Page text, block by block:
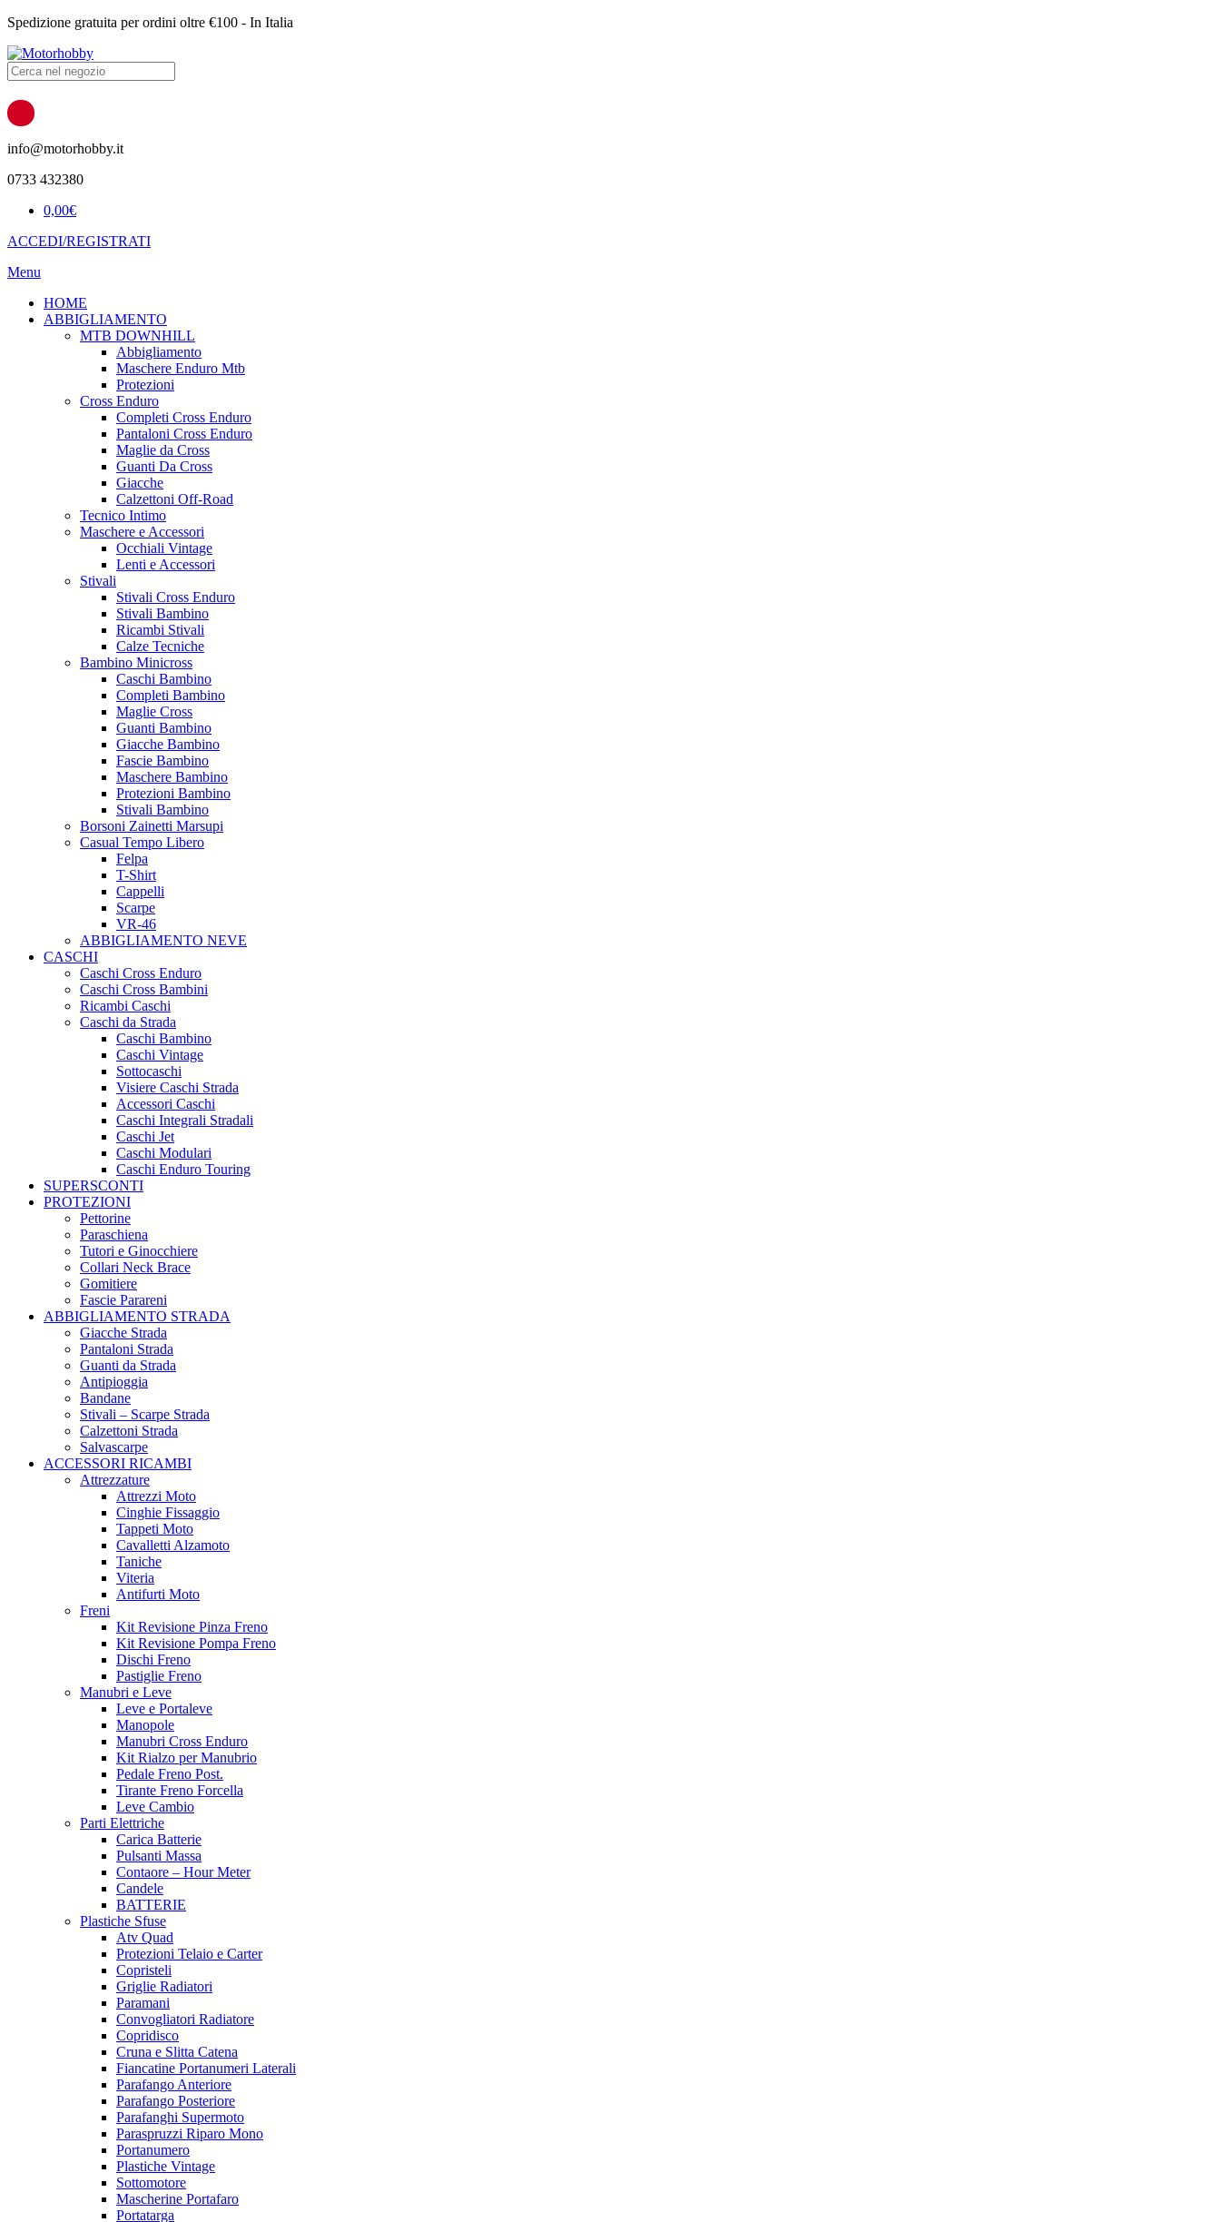
Spedizione gratuita per ordini oltre €100 - In Italia
Products
search
info@motorhobby.it
0733 432380
0,00€
ACCEDI/REGISTRATI
Menu
HOME
ABBIGLIAMENTO
MTB DOWNHILL
Abbigliamento
Maschere Enduro Mtb
Protezioni
Cross Enduro
Completi Cross Enduro
Pantaloni Cross Enduro
Maglie da Cross
Guanti Da Cross
Giacche
Calzettoni Off-Road
Tecnico Intimo
Maschere e Accessori
Occhiali Vintage
Lenti e Accessori
Stivali
Stivali Cross Enduro
Stivali Bambino
Ricambi Stivali
Calze Tecniche
Bambino Minicross
Caschi Bambino
Completi Bambino
Maglie Cross
Guanti Bambino
Giacche Bambino
Fascie Bambino
Maschere Bambino
Protezioni Bambino
Stivali Bambino
Borsoni Zainetti Marsupi
Casual Tempo Libero
Felpa
T-Shirt
Cappelli
Scarpe
VR-46
ABBIGLIAMENTO NEVE
CASCHI
Caschi Cross Enduro
Caschi Cross Bambini
Ricambi Caschi
Caschi da Strada
Caschi Bambino
Caschi Vintage
Sottocaschi
Visiere Caschi Strada
Accessori Caschi
Caschi Integrali Stradali
Caschi Jet
Caschi Modulari
Caschi Enduro Touring
SUPERSCONTI
PROTEZIONI
Pettorine
Paraschiena
Tutori e Ginocchiere
Collari Neck Brace
Gomitiere
Fascie Parareni
ABBIGLIAMENTO STRADA
Giacche Strada
Pantaloni Strada
Guanti da Strada
Antipioggia
Bandane
Stivali – Scarpe Strada
Calzettoni Strada
Salvascarpe
ACCESSORI RICAMBI
Attrezzature
Attrezzi Moto
Cinghie Fissaggio
Tappeti Moto
Cavalletti Alzamoto
Taniche
Viteria
Antifurti Moto
Freni
Kit Revisione Pinza Freno
Kit Revisione Pompa Freno
Dischi Freno
Pastiglie Freno
Manubri e Leve
Leve e Portaleve
Manopole
Manubri Cross Enduro
Kit Rialzo per Manubrio
Pedale Freno Post.
Tirante Freno Forcella
Leve Cambio
Parti Elettriche
Carica Batterie
Pulsanti Massa
Contaore – Hour Meter
Candele
BATTERIE
Plastiche Sfuse
Atv Quad
Protezioni Telaio e Carter
Copristeli
Griglie Radiatori
Paramani
Convogliatori Radiatore
Copridisco
Cruna e Slitta Catena
Fiancatine Portanumeri Laterali
Parafango Anteriore
Parafango Posteriore
Parafanghi Supermoto
Paraspruzzi Riparo Mono
Portanumero
Plastiche Vintage
Sottomotore
Mascherine Portafaro
Portatarga